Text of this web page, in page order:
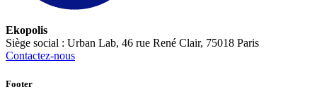
Ekopolis
Siège social : Urban Lab, 46 rue René Clair, 75018 Paris
Contactez-nous
Footer